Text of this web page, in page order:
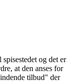
og det er
at den anses for
tilbud" der